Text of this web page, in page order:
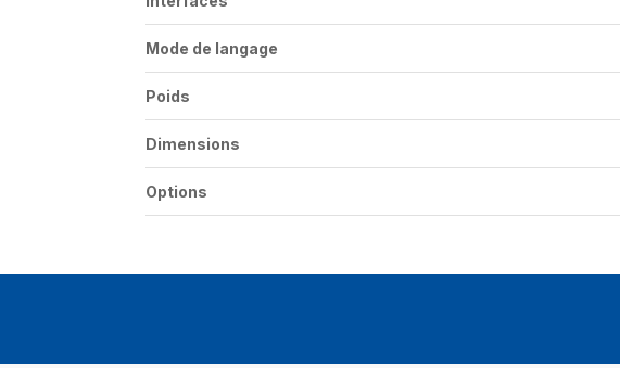
Mode de langage
Poids
Dimensions
Options